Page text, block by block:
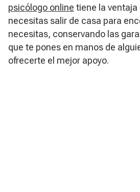
psicólogo online tiene la ventaja
necesitas salir de casa para
necesitas, conservando las
que te pones en manos de
ofrecerte el mejor apoyo.